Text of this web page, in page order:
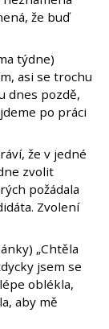
že buď
týdne)
asi se trochu
dnes pozdě,
po práci
že v jedné
zvolit
požádala
Zvolení
„Chtěla
jsem se
oblékla,
aby mě